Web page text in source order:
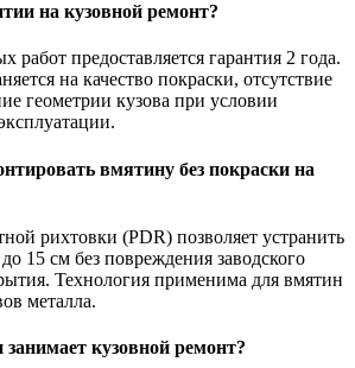
на кузовной ремонт?
работ предоставляется гарантия 2 года.
на качество покраски, отсутствие
геометрии кузова при условии
вмятину без покраски на
рихтовки (PDR) позволяет устранить
15 см без повреждения заводского
Технология применима для вмятин
металла.
кузовной ремонт?